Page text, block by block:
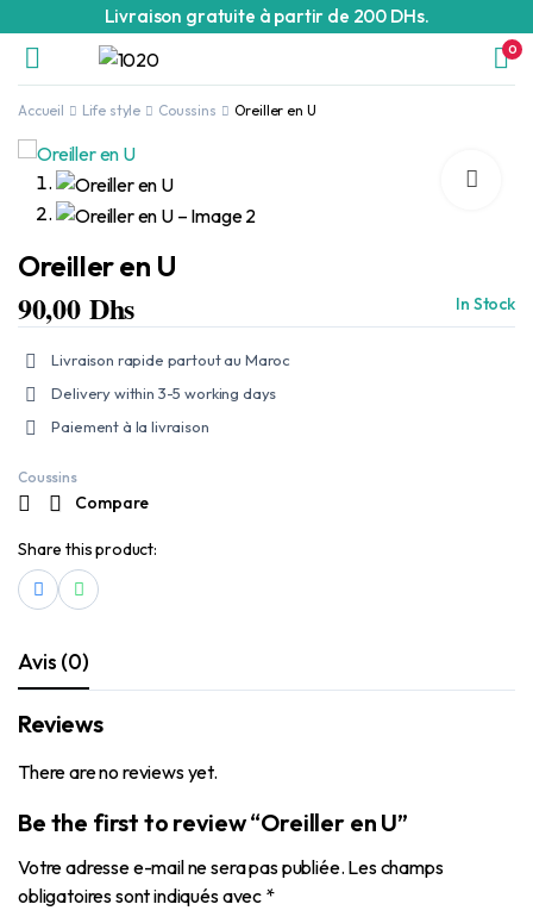
Livraison gratuite à partir de 200 DHs.
0
Accueil Life style Coussins Oreiller en U
Oreiller en U
90,00Dhs In Stock
Livraison rapide partout au Maroc
Delivery within 3-5 working days
Paiement à la livraison
Coussins
Compare
Share this product:
Avis (0)
Reviews
There are no reviews yet.
Be the first to review “Oreiller en U”
Votre adresse e-mail ne sera pas publiée. Les champs
obligatoires sont indiqués avec *